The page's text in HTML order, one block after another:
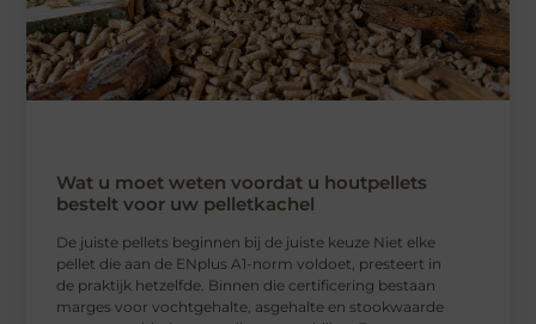
Wat u moet weten voordat u houtpellets
bestelt voor uw pelletkachel
De juiste pellets beginnen bij de juiste keuze Niet elke
pellet die aan de ENplus A1-norm voldoet, presteert in
de praktijk hetzelfde. Binnen die certificering bestaan
marges voor vochtgehalte, asgehalte en stookwaarde